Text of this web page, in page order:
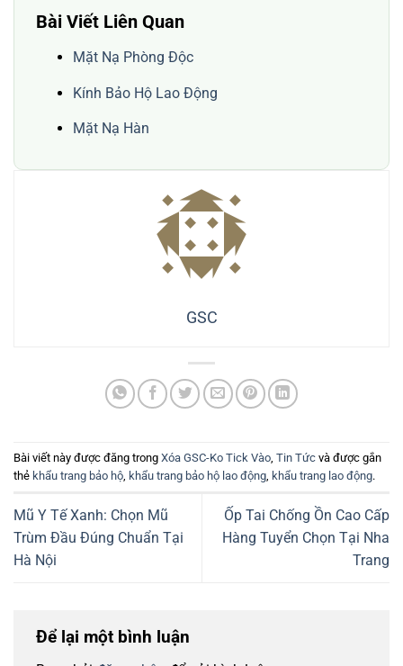
Bài Viết Liên Quan
Mặt Nạ Phòng Độc
Kính Bảo Hộ Lao Động
Mặt Nạ Hàn
GSC
Bài viết này được đăng trong Xóa GSC-Ko Tick Vào Tin Tức và được gắn
thẻ khẩu trang bảo hộ khẩu trang bảo hộ lao động khẩu trang lao động.
Mũ Y Tế Xanh: Chọn Mũ
Trùm Đầu Đúng Chuẩn Tại
Hà Nội
Ốp Tai Chống Ồn Cao Cấp
Hàng Tuyển Chọn Tại Nha
Trang
Để lại một bình luận